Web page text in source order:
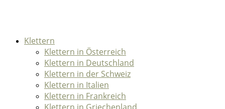
Klettern
Klettern in Österreich
Klettern in Deutschland
Klettern in der Schweiz
Klettern in Italien
Klettern in Frankreich